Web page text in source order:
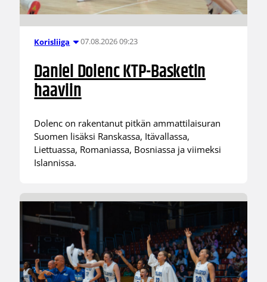
Korisliiga 07.08.2026 09:23
Daniel Dolenc KTP-Basketin
haaviin
Dolenc on rakentanut pitkän ammattilaisuran
Suomen lisäksi Ranskassa, Itävallassa,
Liettuassa, Romaniassa, Bosniassa ja viimeksi
Islannissa.